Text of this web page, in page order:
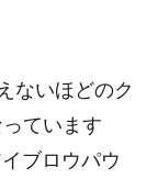
ないほどのク
ています
ブロウパウ